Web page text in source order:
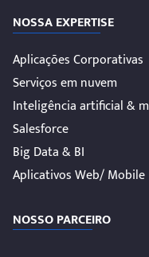
NOSSA EXPERTISE
Aplicações Corporativas
Serviços em nuvem
Inteligência artificial &
Salesforce
Big Data & BI
Aplicativos Web/ Mobile
NOSSO PARCEIRO